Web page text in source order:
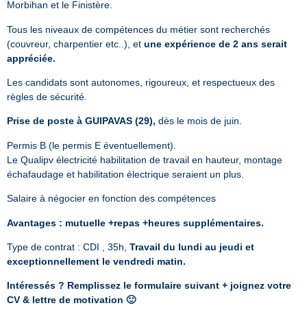
Morbihan et le Finistère.
Tous les niveaux de compétences du métier sont recherchés
(couvreur, charpentier etc..), et une expérience de 2 ans serait
appréciée.
Les candidats sont autonomes, rigoureux, et respectueux des
règles de sécurité.
Prise de poste à GUIPAVAS (29), dès le mois de juin.
Permis B (le permis E éventuellement).
Le Qualipv électricité habilitation de travail en hauteur, montage
échafaudage et habilitation électrique seraient un plus.
Salaire à négocier en fonction des compétences
Avantages : mutuelle +repas +heures supplémentaires.
Type de contrat : CDI , 35h, Travail du lundi au jeudi et
exceptionnellement le vendredi matin.
Intéressés ? Remplissez le formulaire suivant + joignez votre
CV & lettre de motivation 🙂